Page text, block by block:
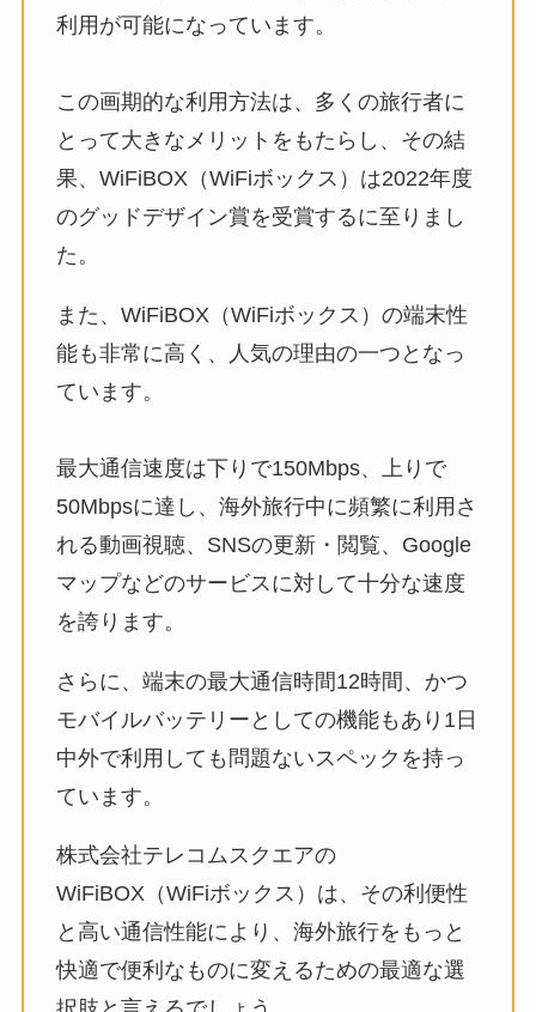
利用が可能になっています。
この画期的な利用方法は、多くの旅行者に
とって大きなメリットをもたらし、その結
果、WiFiBOX（WiFiボックス）は2022年度
のグッドデザイン賞を受賞するに至りまし
た。
また、WiFiBOX（WiFiボックス）の端末性
能も非常に高く、人気の理由の一つとなっ
ています。
最大通信速度は下りで150Mbps、上りで
50Mbpsに達し、海外旅行中に頻繁に利用さ
れる動画視聴、SNSの更新・閲覧、Google
マップなどのサービスに対して十分な速度
を誇ります。
さらに、端末の最大通信時間12時間、かつ
モバイルバッテリーとしての機能もあり1日
中外で利用しても問題ないスペックを持っ
ています。
株式会社テレコムスクエアの
WiFiBOX（WiFiボックス）は、その利便性
と高い通信性能により、海外旅行をもっと
快適で便利なものに変えるための最適な選